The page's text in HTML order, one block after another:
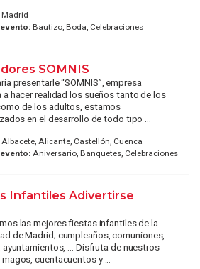
Bautizo, Boda, Celebraciones
SOMNIS
presentarle “SOMNIS”, empresa
a hacer realidad los sueños tanto de los
de los adultos, estamos
en el desarrollo de todo tipo ...
Alicante, Castellón, Cuenca
Aniversario, Banquetes, Celebraciones
Infantiles Adivertirse
las mejores fiestas infantiles de la
de Madrid; cumpleaños, comuniones,
... Disfruta de nuestros
cuentacuentos y ...